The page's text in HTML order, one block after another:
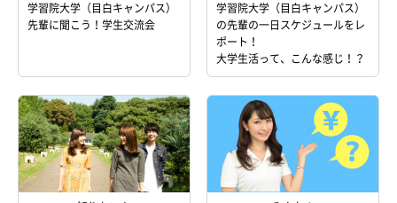
学習院大学（目白キャンパス）
先輩に聞こう！学生交流会
学習院大学（目白キャンパス）
の先輩の一日スケジュールをレ
ポート！
大学生活って、こんな感じ！？